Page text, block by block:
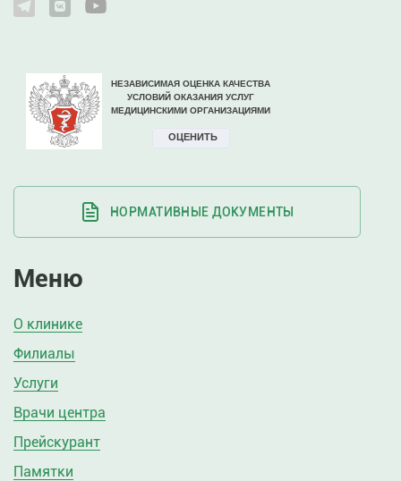
НОРМАТИВНЫЕ ДОКУМЕНТЫ
Меню
О клинике
Филиалы
Услуги
Врачи центра
Прейскурант
Памятки